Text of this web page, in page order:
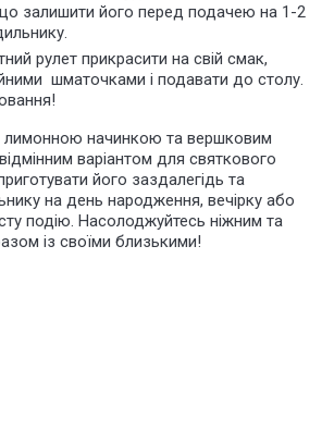
залишити його перед подачею на 1-2
рулет прикрасити на свій смак,
шматочками і подавати до столу.
лимонною начинкою та вершковим
варіантом для святкового
його заздалегідь та
на день народження, вечірку або
подію. Насолоджуйтесь ніжним та
із своїми близькими!